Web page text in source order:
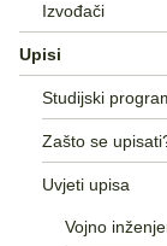
Izvođači
Upisi
Studijski
Zašto se
Uvjeti upisa
Vojno